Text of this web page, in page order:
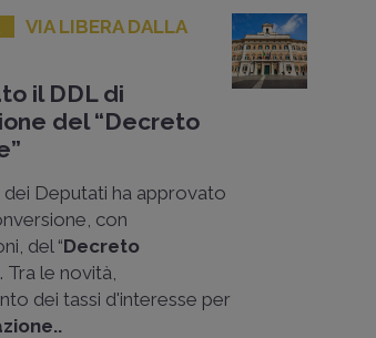
VIA LIBERA DALLA
il DDL di
del “Decreto
dei Deputati ha approvato
con
del “Decreto
. Tra le novità,
dei tassi d'interesse per